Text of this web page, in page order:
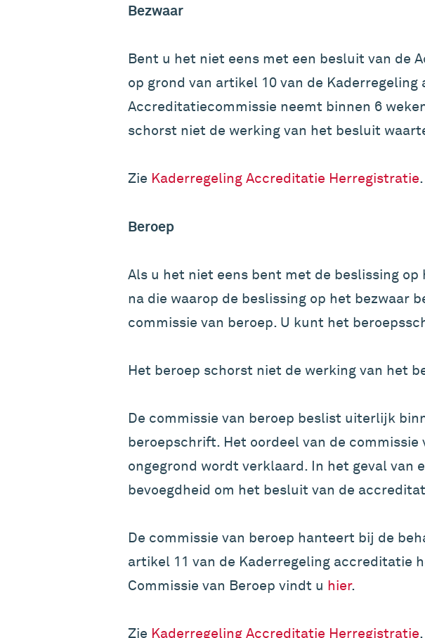
Bezwaar
Bent u het niet eens met een besluit van de
op grond van artikel 10 van de
Accreditatiecommissie neemt binnen 6
schorst niet de werking van het besluit
Zie Kaderregeling Accreditatie Herregistratie.
Beroep
Als u het niet eens bent met de beslissing
na die waarop de beslissing op het bezwaar
commissie van beroep. U kunt het
Het beroep schorst niet de werking van het
De commissie van beroep beslist uiterlijk
beroepschrift. Het oordeel van de
ongegrond wordt verklaard. In het geval van
bevoegdheid om het besluit van de
De commissie van beroep hanteert bij de
artikel 11 van de Kaderregeling accreditatie
Commissie van Beroep vindt u hier.
Zie Kaderregeling Accreditatie Herregistratie.